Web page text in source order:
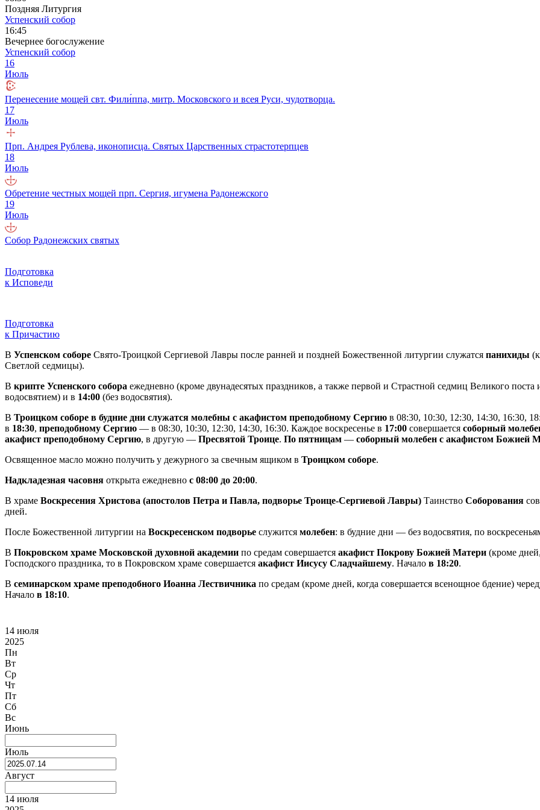
Поздняя Литургия
Успенский собор
16:45
Вечернее богослужение
Успенский собор
16
Июль
Перенесение мощей свт. Фили́ппа, митр. Московского и всея Руси, чудотворца.
17
Июль
Прп. Андрея Рублева, иконописца. Святых Царственных страстотерпцев
18
Июль
Обретение честных мощей прп. Сергия, игумена Радонежского
19
Июль
Собор Радонежских святых
Подготовка
к Исповеди
Подготовка
к Причастию
В Успенском соборе Свято-Троицкой Сергиевой Лавры после ранней и поздней Божественной литургии служатся панихиды
Светлой седмицы).
В крипте Успенского собора ежедневно (кроме двунадесятых праздников, а также первой и Страстной седмиц Великого
водосвятием) и в 14:00 (без водосвятия).
В Троицком соборе в будние дни служатся молебны с акафистом преподобному Сергию в 08:30, 10:30, 12:30, 14:30, 16:30,
в 18:30, преподобному Сергию — в 08:30, 10:30, 12:30, 14:30, 16:30. Каждое воскресенье в 17:00 совершается соборный
акафист преподобному Сергию, в другую — Пресвятой Троице. По пятницам — соборный молебен с акафистом Божией
Освященное масло можно получить у дежурного за свечным ящиком в Троицком соборе.
Надкладезная часовня открыта ежедневно с 08:00 до 20:00.
В храме Воскресения Христова (апостолов Петра и Павла, подворье Троице-Сергиевой Лавры) Таинство Соборования
дней.
После Божественной литургии на Воскресенском подворье служится молебен: в будние дни — без водосвятия, по
В Покровском храме Московской духовной академии по средам совершается акафист Покрову Божией Матери (кроме
Господского праздника, то в Покровском храме совершается акафист Иисусу Сладчайшему. Начало в 18:20.
В семинарском храме преподобного Иоанна Лествичника по средам (кроме дней, когда совершается всенощное бдение)
Начало в 18:10.
14 июля
2025
Пн
Вт
Ср
Чт
Пт
Сб
Вс
Июнь
Июль
Август
14 июля